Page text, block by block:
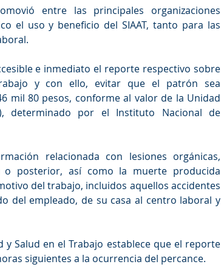
entre las principales organizaciones
el uso y beneficio del SIAAT, tanto para las
e inmediato el reporte respectivo sobre
y con ello, evitar que el patrón sea
mil 80 pesos, conforme al valor de la Unidad
determinado por el Instituto Nacional de
relacionada con lesiones orgánicas,
o posterior, así como la muerte producida
del trabajo, incluidos aquellos accidentes
del empleado, de su casa al centro laboral y
y Salud en el Trabajo establece que el reporte
siguientes a la ocurrencia del percance.